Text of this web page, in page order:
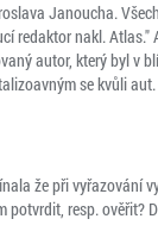
Janoucha.
redaktor nakl.
autor, který byl v
se kvůli
že při vyřazování
potvrdit, resp. ověřit?